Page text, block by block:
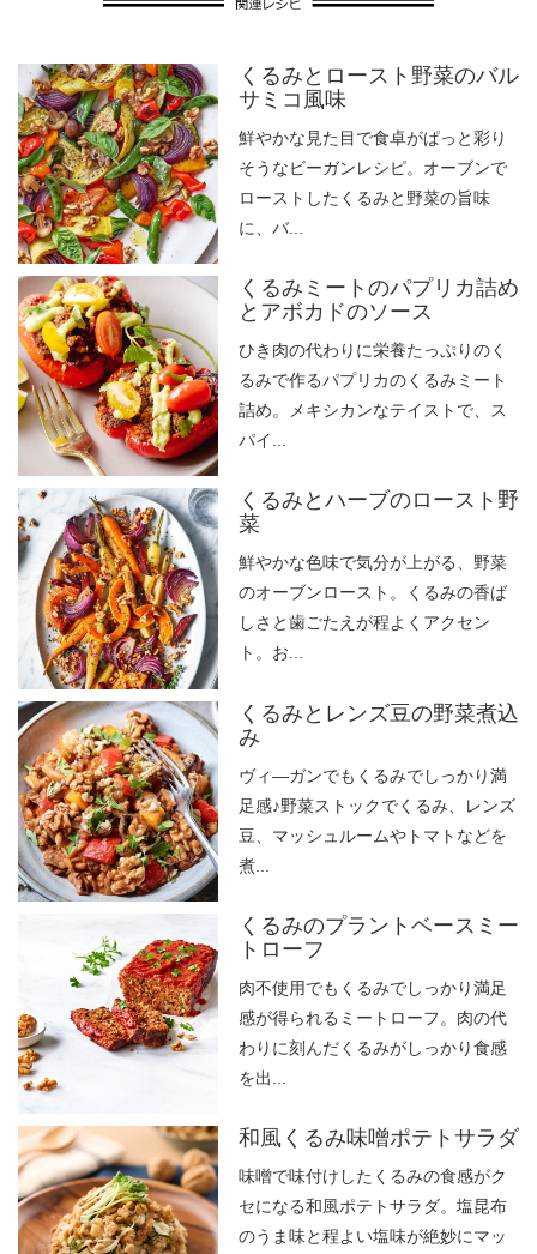
くるみとロースト野菜のバル
サミコ風味
鮮やかな見た目で食卓がぱっと彩り
そうなビーガンレシピ。オーブンで
ローストしたくるみと野菜の旨味
に、バ...
くるみミートのパプリカ詰め
とアボカドのソース
ひき肉の代わりに栄養たっぷりのく
るみで作るパプリカのくるみミート
詰め。メキシカンなテイストで、ス
パイ...
くるみとハーブのロースト野
菜
鮮やかな色味で気分が上がる、野菜
のオーブンロースト。くるみの香ば
しさと歯ごたえが程よくアクセン
ト。お...
くるみとレンズ豆の野菜煮込
み
ヴィ―ガンでもくるみでしっかり満
足感♪野菜ストックでくるみ、レンズ
豆、マッシュルームやトマトなどを
煮...
くるみのプラントベースミー
トローフ
肉不使用でもくるみでしっかり満足
感が得られるミートローフ。肉の代
わりに刻んだくるみがしっかり食感
を出...
和風くるみ味噌ポテトサラダ
味噌で味付けしたくるみの食感がク
セになる和風ポテトサラダ。塩昆布
のうま味と程よい塩味が絶妙にマッ